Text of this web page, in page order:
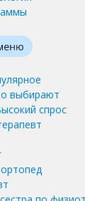
выбирают
спрос